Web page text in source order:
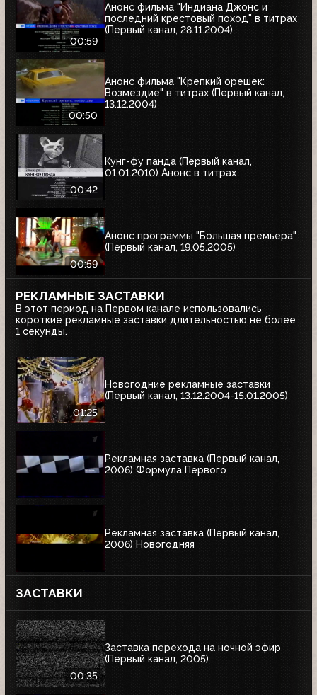
00:59
Анонс фильма "Индиана Джонс и
последний крестовый поход" в титрах
(Первый канал, 28.11.2004)
00:50
Анонс фильма "Крепкий орешек:
Возмездие" в титрах (Первый канал,
13.12.2004)
00:42
Кунг-фу панда (Первый канал,
01.01.2010) Анонс в титрах
00:59
Анонс программы "Большая премьера"
(Первый канал, 19.05.2005)
РЕКЛАМНЫЕ ЗАСТАВКИ
В этот период на Первом канале использовались
короткие рекламные заставки длительностью не более
1 секунды.
01:25
Новогодние рекламные заставки
(Первый канал, 13.12.2004-15.01.2005)
Рекламная заставка (Первый канал,
2006) Формула Первого
Рекламная заставка (Первый канал,
2006) Новогодняя
ЗАСТАВКИ
00:35
Заставка перехода на ночной эфир
(Первый канал, 2005)